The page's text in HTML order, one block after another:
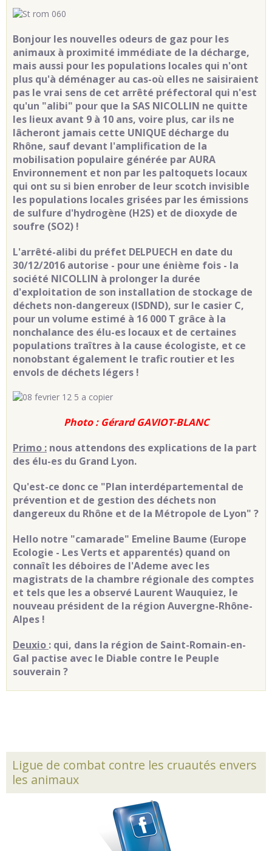
Bonjour les nouvelles odeurs de gaz pour les
animaux à proximité immédiate de la décharge,
mais aussi pour les populations locales qui n'ont
plus qu'à déménager au cas-où elles ne saisiraient
pas le vrai sens de cet arrêté préfectoral qui n'est
qu'un "alibi" pour que la SAS NICOLLIN ne quitte
les lieux avant 9 à 10 ans, voire plus, car ils ne
lâcheront jamais cette UNIQUE décharge du
Rhône, sauf devant l'amplification de la
mobilisation populaire générée par AURA
Environnement et non par les paltoquets locaux
qui ont su si bien enrober de leur scotch invisible
les populations locales grisées par les émissions
de sulfure d'hydrogène (H2S) et de dioxyde de
soufre (SO2) !
L'arrêté-alibi du préfet DELPUECH en date du
30/12/2016 autorise - pour une énième fois - la
société NICOLLIN à prolonger la durée
d'exploitation de son installation de stockage de
déchets non-dangereux (ISDND), sur le casier C,
pour un volume estimé à 16 000 T grâce à la
nonchalance des élu-es locaux et de certaines
populations traîtres à la cause écologiste, et ce
nonobstant également le trafic routier et les
envols de déchets légers !
Photo : Gérard GAVIOT-BLANC
Primo : nous attendons des explications de la part
des élu-es du Grand Lyon.
Qu'est-ce donc ce "Plan interdépartemental de
prévention et de gestion des déchets non
dangereux du Rhône et de la Métropole de Lyon" ?
Hello notre "camarade" Emeline Baume (Europe
Ecologie - Les Verts et apparentés) quand on
connaît les déboires de l'Ademe avec les
magistrats de la chambre régionale des comptes
et tels que les a observé Laurent Wauquiez, le
nouveau président de la région Auvergne-Rhône-
Alpes !
Deuxio : qui, dans la région de Saint-Romain-en-
Gal pactise avec le Diable contre le Peuple
souverain ?
Ligue de combat contre les cruautés envers
les animaux